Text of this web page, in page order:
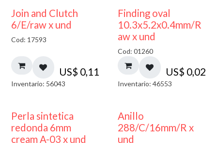
Join and Clutch
6/E/raw x und
Cod: 17593
US$ 0,11
Inventario: 56043
Finding oval
10.3x5.2x0.4mm/R
aw x und
Cod: 01260
US$ 0,02
Inventario: 46553
Perla sintetica
redonda 6mm
cream A-03 x und
Anillo
288/C/16mm/R x
und